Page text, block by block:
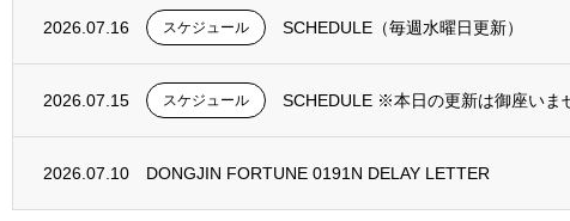
2026.07.16 スケジュール SCHEDULE（毎週水曜日更新）
2026.07.15 スケジュール SCHEDULE ※本日の更新は御座いま
2026.07.10 DONGJIN FORTUNE 0191N DELAY LETTER